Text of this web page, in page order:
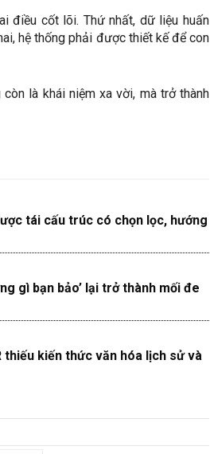
điều cốt lõi. Thứ nhất, dữ liệu huấn
hệ thống phải được thiết kế để con
là khái niệm xa vời, mà trở thành
tái cấu trúc có chọn lọc, hướng
gì bạn bảo’ lại trở thành mối đe
thiếu kiến thức văn hóa lịch sử và